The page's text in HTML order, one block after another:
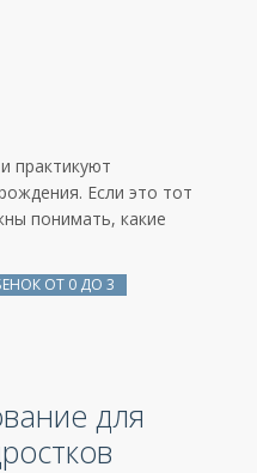
практикуют
Если это тот
понимать, какие
ОТ 0 ДО 3
для